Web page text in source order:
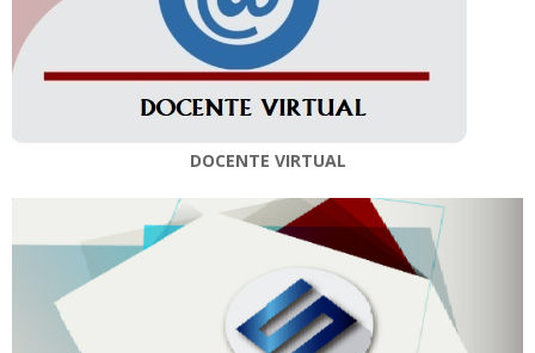
DOCENTE VIRTUAL